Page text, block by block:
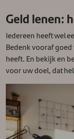
Geld lenen:
Iedereen heeft wel
Bedenk vooraf
heeft. En bekijk en
voor uw doel, dat